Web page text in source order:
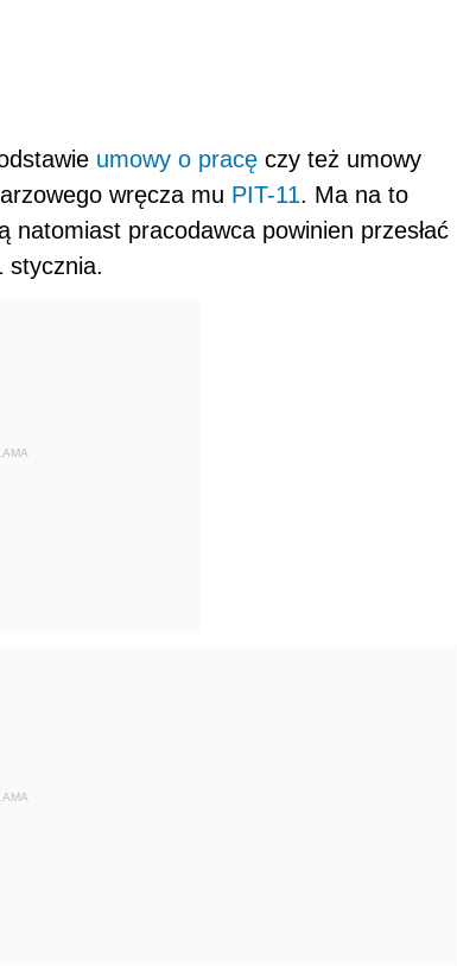
umowy o pracę czy też umowy
wręcza mu PIT-11. Ma na to
pracodawca powinien przesłać
stycznia.